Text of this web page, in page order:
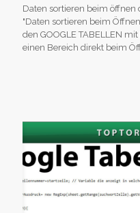
Daten sortieren beim öffnen
"Daten sortieren beim
den GOOGLE TABELLEN
einen Bereich direkt beim